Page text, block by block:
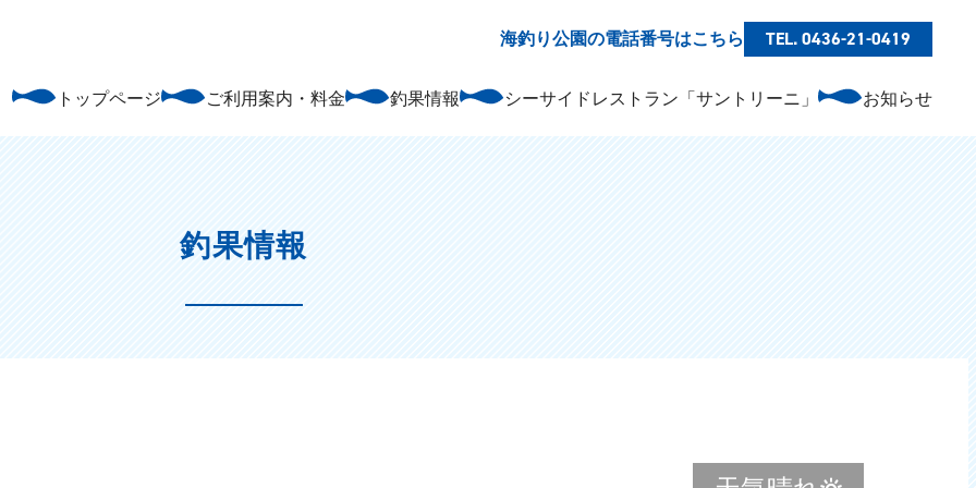
海釣り公園の電話番号はこちら TEL. 0436-21-0419
トップページ ご利用案内・料金 釣果情報 シーサイドレストラン「サントリーニ」 お知らせ
釣果情報